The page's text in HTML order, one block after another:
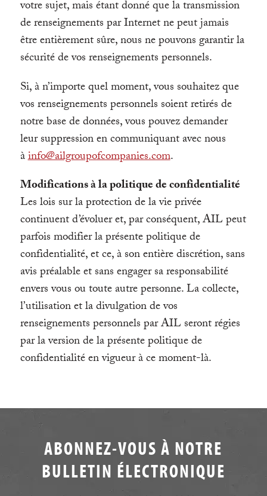
votre sujet, mais étant donné que la transmission
de renseignements par Internet ne peut jamais
être entièrement sûre, nous ne pouvons garantir la
sécurité de vos renseignements personnels.
Si, à n’importe quel moment, vous souhaitez que
vos renseignements personnels soient retirés de
notre base de données, vous pouvez demander
leur suppression en communiquant avec nous
àinfo@ailgroupofcompanies.com.
Modifications à la politique de confidentialité
Les lois sur la protection de la vie privée
continuent d’évoluer et, par conséquent, AIL peut
parfois modifier la présente politique de
confidentialité, et ce, à son entière discrétion, sans
avis préalable et sans engager sa responsabilité
envers vous ou toute autre personne. La collecte,
l’utilisation et la divulgation de vos
renseignements personnels par AIL seront régies
par la version de la présente politique de
confidentialité en vigueur à ce moment-là.
ABONNEZ-VOUS À NOTRE
BULLETIN ÉLECTRONIQUE